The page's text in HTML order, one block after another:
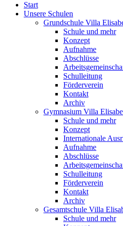
Start
Unsere Schulen
Grundschule Villa
Schule und mehr
Konzept
Aufnahme
Abschlüsse
Schulleitung
Förderverein
Kontakt
Archiv
Gymnasium Villa
Schule und mehr
Konzept
Internationale
Aufnahme
Abschlüsse
Schulleitung
Förderverein
Kontakt
Archiv
Gesamtschule Villa
Schule und mehr